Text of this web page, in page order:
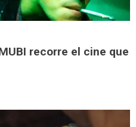
recorre el cine que